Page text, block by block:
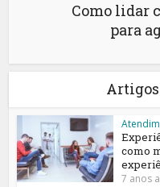
Como lidar
para
como
7 anos